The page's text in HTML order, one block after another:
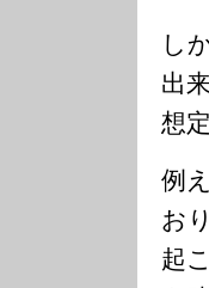
し
出
想
例
お
起